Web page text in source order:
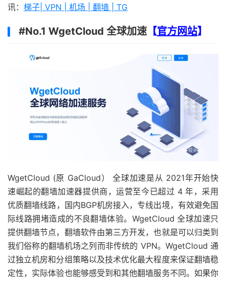
讯： 梯子| VPN | 机场 | 翻墙 | TG
#No.1 WgetCloud 全球加速 【官方网站】
WgetCloud (原 GaCloud） 全球加速是从 2021年开始快
速崛起的翻墙加速器提供商，运营至今已超过 4 年，采用
优质翻墙线路，国内BGP机房接入，专线出境，有效避免国
际线路拥堵造成的不良翻墙体验。WgetCloud 全球加速只
提供翻墙节点，翻墙软件由第三方开发，也就是可以归类到
我们俗称的翻墙机场之列而非传统的 VPN。WgetCloud 通
过独立机房和分组策略以及技术优化最大程度来保证翻墙稳
定性，实际体验也能够感受到和其他翻墙服务不同。如果你